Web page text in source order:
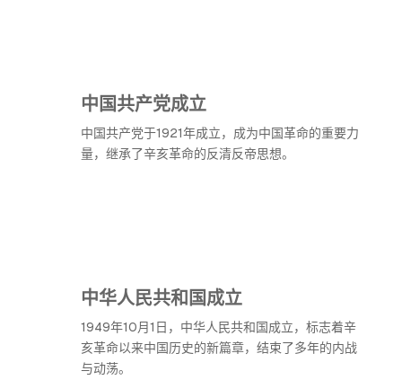
中国共产党成立
中国共产党于1921年成立，成为中国革命的重要力
量，继承了辛亥革命的反清反帝思想。
中华人民共和国成立
1949年10月1日，中华人民共和国成立，标志着辛
亥革命以来中国历史的新篇章，结束了多年的内战
与动荡。